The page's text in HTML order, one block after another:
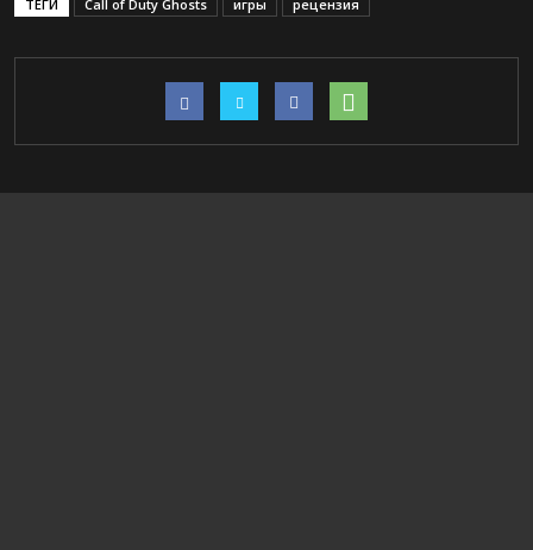
ТЕГИ Call of Duty Ghosts игры рецензия